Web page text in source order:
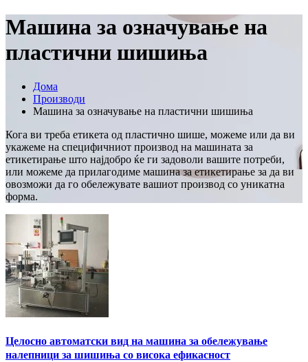
Машина за означување на
пластични шишиња
Дома
Производи
Машина за означување на пластични шишиња
Кога ви треба етикета од пластично шише, можеме или да ви
укажеме на специфичниот производ на машината за
етикетирање што најдобро ќе ги задоволи вашите потреби,
или можеме да прилагодиме машина за етикетирање за да ви
овозможи да го обележувате вашиот производ со уникатна
форма.
Целосно автоматски вид на машина за обележување
налепници за шишиња со висока ефикасност